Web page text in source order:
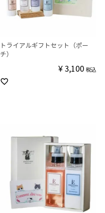
トライアルギフトセット（ポー
チ）
¥ 3,100 税込